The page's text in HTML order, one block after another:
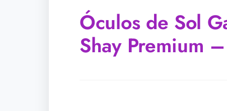
Óculos de Sol
Shay Premium